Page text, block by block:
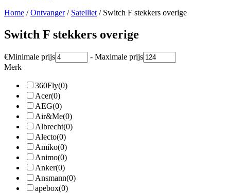
Home /Ontvanger/ Satelliet / Switch F stekkers overige
Switch F stekkers overige
€Minimale prijs - Maximale prijs
Merk
360Fly(0)
Acer(0)
AEG(0)
Air&Me(0)
Albrecht(0)
Alecto(0)
Amiko(0)
Animo(0)
Anker(0)
Ansmann(0)
apebox(0)